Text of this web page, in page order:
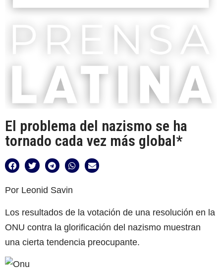
El problema del nazismo se ha
tornado cada vez más global*
Por Leonid Savin
Los resultados de la votación de una resolución en la
ONU contra la glorificación del nazismo muestran
una cierta tendencia preocupante.